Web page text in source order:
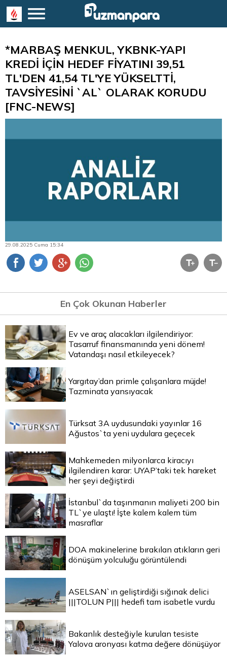
*MARBAŞ MENKUL, YKBNK-YAPI
KREDİ İÇİN HEDEF FİYATINI 39,51
TL'DEN 41,54 TL'YE YÜKSELTTİ,
TAVSİYESİNİ `AL` OLARAK KORUDU
[FNC-NEWS]
29.08.2025 Cuma 15:34
En Çok Okunan Haberler
Ev ve araç alacakları ilgilendiriyor:
Tasarruf finansmanında yeni dönem!
Vatandaşı nasıl etkileyecek?
Yargıtay’dan primle çalışanlara müjde!
Tazminata yansıyacak
Türksat 3A uydusundaki yayınlar 16
Ağustos`ta yeni uydulara geçecek
Mahkemeden milyonlarca kiracıyı
ilgilendiren karar: UYAP’taki tek hareket
her şeyi değiştirdi
İstanbul`da taşınmanın maliyeti 200 bin
TL`ye ulaştı! İşte kalem kalem tüm
masraflar
DOA makinelerine bırakılan atıkların geri
dönüşüm yolculuğu görüntülendi
ASELSAN`ın geliştirdiği sığınak delici
|||TOLUN P||| hedefi tam isabetle vurdu
Bakanlık desteğiyle kurulan tesiste
Yalova aronyası katma değere dönüşüyor